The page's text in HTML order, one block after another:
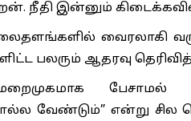
நீதி இன்னும்
வைரலாகி
பலரும் ஆதரவு
வேண்டும்” என்று சில